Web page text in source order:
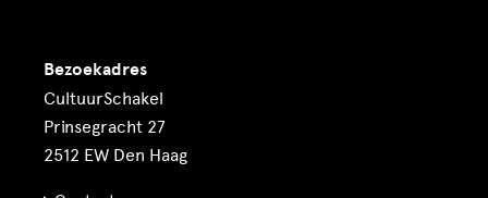
Bezoekadres
CultuurSchakel
Prinsegracht 27
2512 EW Den Haag